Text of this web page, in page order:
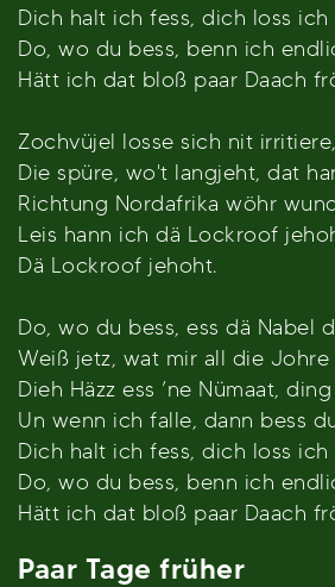
Dich halt ich fess, dich loss ich
Do, wo du bess, benn ich
Hätt ich dat bloß paar Daach
Zochvüjel losse sich nit irritiere,
Die spüre, wo't langjeht, dat
Richtung Nordafrika wöhr
Leis hann ich dä Lockroof
Dä Lockroof jehoht.
Do, wo du bess, ess dä Nabel
Weiß jetz, wat mir all die Johre
Dieh Häzz ess ’ne Nümaat,
Un wenn ich falle, dann bess
Dich halt ich fess, dich loss ich
Do, wo du bess, benn ich
Hätt ich dat bloß paar Daach
Paar Tage früher